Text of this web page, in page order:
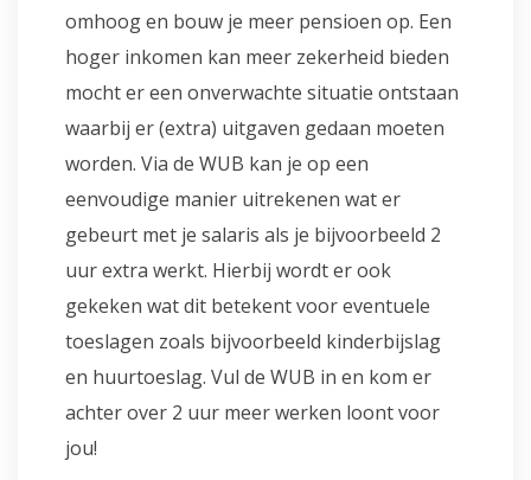
omhoog en bouw je meer pensioen op. Een
hoger inkomen kan meer zekerheid bieden
mocht er een onverwachte situatie ontstaan
waarbij er (extra) uitgaven gedaan moeten
worden. Via de WUB kan je op een
eenvoudige manier uitrekenen wat er
gebeurt met je salaris als je bijvoorbeeld 2
uur extra werkt. Hierbij wordt er ook
gekeken wat dit betekent voor eventuele
toeslagen zoals bijvoorbeeld kinderbijslag
en huurtoeslag. Vul de WUB in en kom er
achter over 2 uur meer werken loont voor
jou!